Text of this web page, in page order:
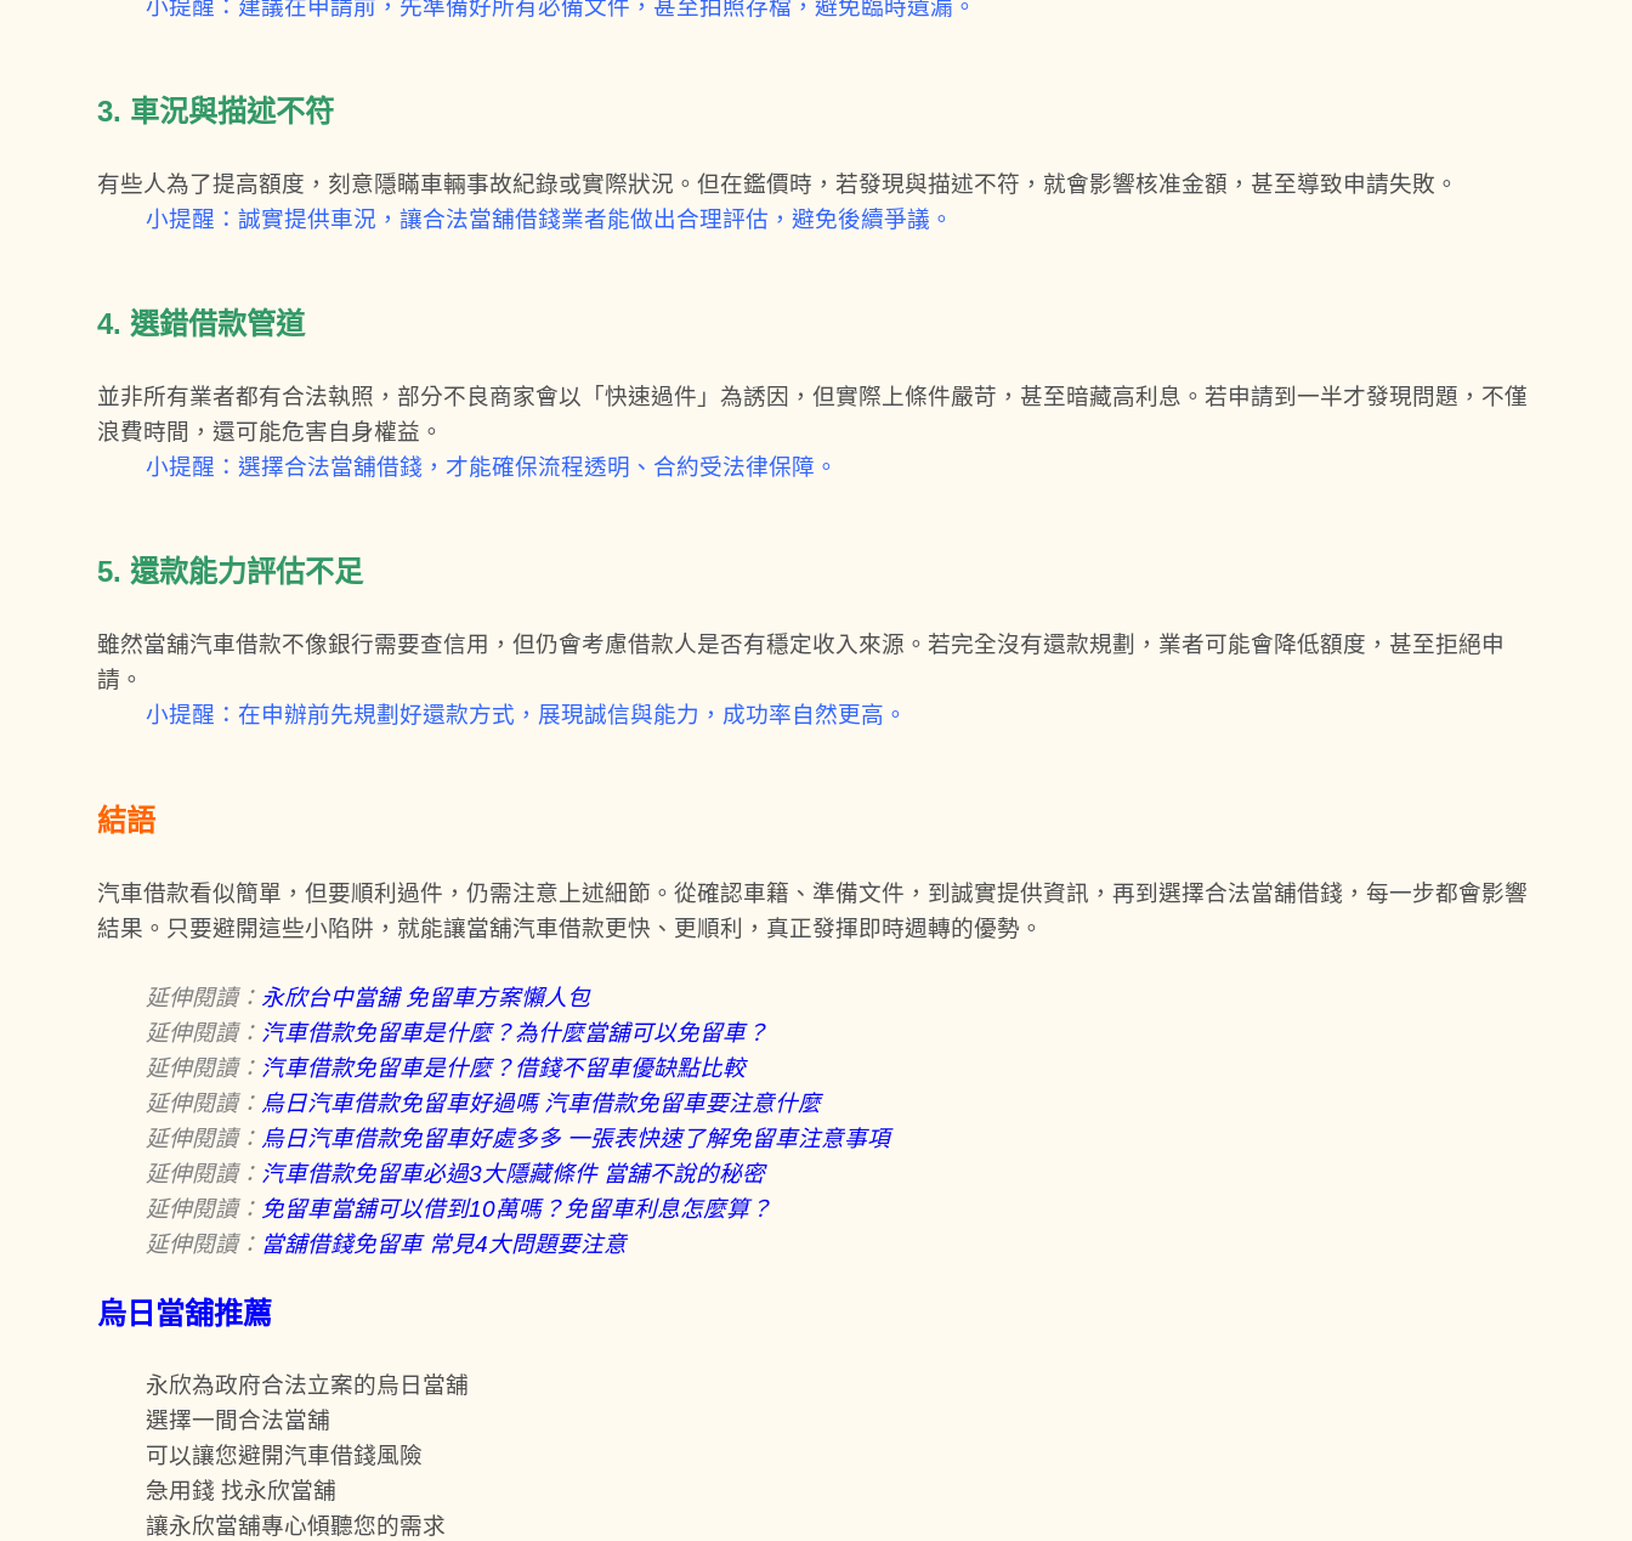
小提醒：建議在申請前，先準備好所有必備文件，甚至拍照存檔，避免臨時遺漏。
3. 車況與描述不符
有些人為了提高額度，刻意隱瞞車輛事故紀錄或實際狀況。但在鑑價時，若發現與描述不符，就會影響核准金額，甚至導致申請失敗。
小提醒：誠實提供車況，讓合法當舖借錢業者能做出合理評估，避免後續爭議。
4. 選錯借款管道
並非所有業者都有合法執照，部分不良商家會以「快速過件」為誘因，但實際上條件嚴苛，甚至暗藏高利息。若申請到一半才發現問題，不僅
浪費時間，還可能危害自身權益。
小提醒：選擇合法當舖借錢，才能確保流程透明、合約受法律保障。
5. 還款能力評估不足
雖然當舖汽車借款不像銀行需要查信用，但仍會考慮借款人是否有穩定收入來源。若完全沒有還款規劃，業者可能會降低額度，甚至拒絕申
請。
小提醒：在申辦前先規劃好還款方式，展現誠信與能力，成功率自然更高。
結語
汽車借款看似簡單，但要順利過件，仍需注意上述細節。從確認車籍、準備文件，到誠實提供資訊，再到選擇合法當舖借錢，每一步都會影響
結果。只要避開這些小陷阱，就能讓當舖汽車借款更快、更順利，真正發揮即時週轉的優勢。
延伸閱讀： 永欣台中當舖 免留車方案懶人包
延伸閱讀： 汽車借款免留車是什麼？為什麼當舖可以免留車？
延伸閱讀： 汽車借款免留車是什麼？借錢不留車優缺點比較
延伸閱讀： 烏日汽車借款免留車好過嗎 汽車借款免留車要注意什麼
延伸閱讀： 烏日汽車借款免留車好處多多 一張表快速了解免留車注意事項
延伸閱讀： 汽車借款免留車必過3大隱藏條件 當舖不說的秘密
延伸閱讀： 免留車當舖可以借到10萬嗎？免留車利息怎麼算？
延伸閱讀： 當舖借錢免留車 常見4大問題要注意
烏日當舖推薦
永欣為政府合法立案的烏日當舖
選擇一間合法當舖
可以讓您避開汽車借錢風險
急用錢 找永欣當舖
讓永欣當舖專心傾聽您的需求